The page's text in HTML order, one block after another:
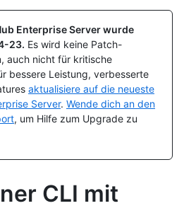
Enterprise Server wurde
23. Es wird keine Patch-
auch nicht für kritische
bessere Leistung, verbesserte
aktualisiere auf die neueste
Server. Wende dich an den
, um Hilfe zum Upgrade zu
CLI mit